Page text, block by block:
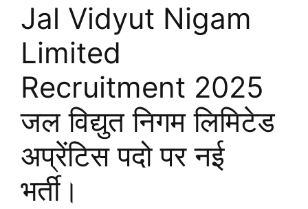
Jal Vidyut Nigam
Limited
Recruitment 2025
जल विद्युत निगम लिमिटेड
अप्रेंटिस पदो पर नई
भर्ती।